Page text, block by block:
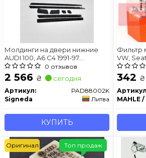
Молдинги на двери нижние
AUDI 100, A6 C4 1991-97
(КОМПЛЕКТ 8шт.)
0 отзывов
2 566 ₴ сегодня
Артикул:
PAD88002K
Signeda
Литва
КУПИТЬ
Фильтр
VW,
342 ₴
Топ продаж
Оригинал